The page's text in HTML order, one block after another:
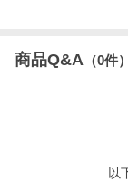
配 送 形 態
商品Q&A （0件）
以